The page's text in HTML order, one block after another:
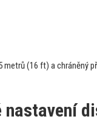
(16 ft) a chráněný
nastavení